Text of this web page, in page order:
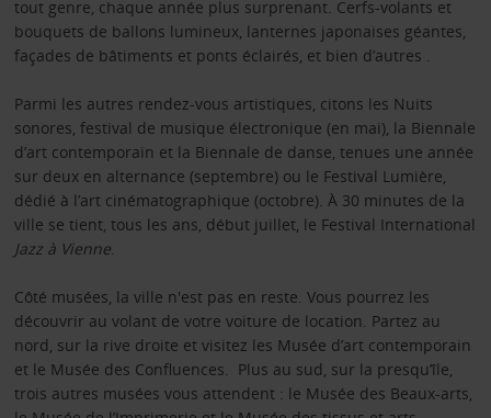
tout genre, chaque année plus surprenant. Cerfs-volants et
bouquets de ballons lumineux, lanternes japonaises géantes,
façades de bâtiments et ponts éclairés, et bien d’autres .
Parmi les autres rendez-vous artistiques, citons les Nuits
sonores, festival de musique électronique (en mai), la Biennale
d’art contemporain et la Biennale de danse, tenues une année
sur deux en alternance (septembre) ou le Festival Lumière,
dédié à l’art cinématographique (octobre). À 30 minutes de la
ville se tient, tous les ans, début juillet, le Festival International
Jazz à Vienne.
Côté musées, la ville n'est pas en reste. Vous pourrez les
découvrir au volant de votre voiture de location. Partez au
nord, sur la rive droite et visitez les Musée d’art contemporain
et le Musée des Confluences. Plus au sud, sur la presqu’île,
trois autres musées vous attendent : le Musée des Beaux-arts,